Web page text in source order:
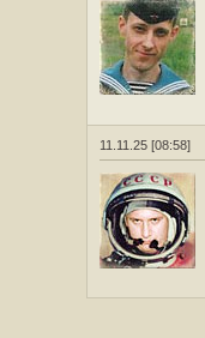
11.11.25 [08:58]